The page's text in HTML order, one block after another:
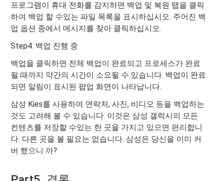
프로그램이 휴대 전화를 감지하면 백업 및 복원 탭을 클릭
하여 백업 할 수있는 파일 목록을 표시하십시오. 주어진 백
업 옵션 중에서 메시지를 찾아 클릭하십시오.
Step4. 백업 진행 중
백업을 클릭하면 전체 백업이 완료되고 프로세스가 완료
될 때까지 약간의 시간이 소요될 수 있습니다. 백업이 완료
되면 알림이 표시된 팝업 화면이 나타납니다.
삼성 Kies를 사용하여 연락처, 사진, 비디오 등을 백업하는
것도 고려해 볼 수 있습니다. 이것은 삼성 갤럭시의 모든
컨텐츠를 저장할 수있는 한 곳을 가지고 있으면 편리합니
다. 다른 곳을 볼 필요는 없습니다. 삼성은 당신을 이미 커
버 했으니 까?